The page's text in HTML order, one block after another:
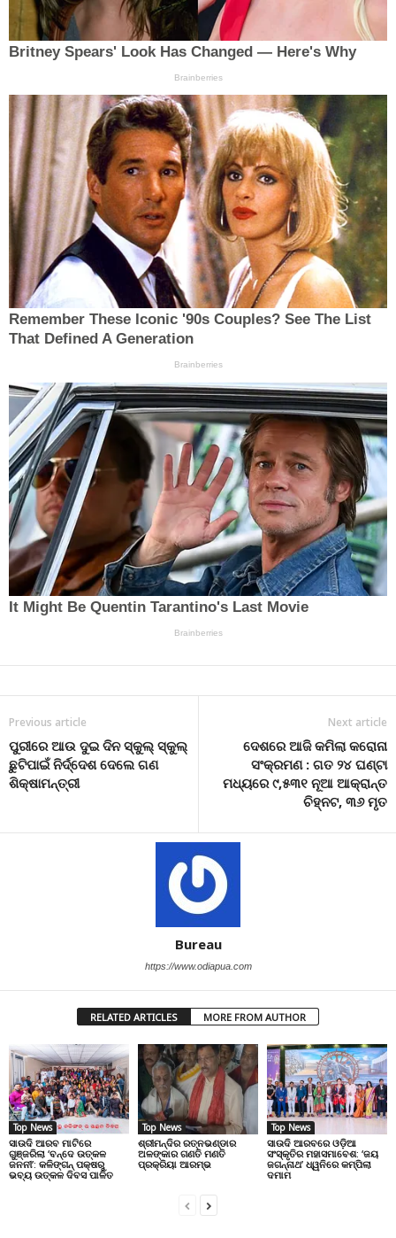
Previous article
ପୁରୀରେ ଆଉ ଦୁଇ ଦିନ ସ୍କୁଲ୍ ସ୍କୁଲ୍
ଛୁଟିପାଇଁ ନିର୍ଦ୍ଦେଶ ଦେଲେ ଗଣ
ଶିକ୍ଷାମନ୍ତ୍ରୀ
Next article
ଦେଶରେ ଆଜି କମିଲା କରୋନା
ସଂକ୍ରମଣ : ଗତ ୨୪ ଘଣ୍ଟା
ମଧ୍ୟରେ ୯,୫୩୧ ନୂଆ ଆକ୍ରାନ୍ତ
ଚିହ୍ନଟ, ୩୬ ମୃତ
Bureau
https://www.odiapua.com
RELATED ARTICLES MORE FROM AUTHOR
Top News
ସାଉଦି ଆରବ ମାଟିରେ
ଗୁଞ୍ଜରିଲା ‘ବନ୍ଦେ ଉତ୍କଳ
ଜନନୀ’: କଳିଙ୍ଗନ୍ ପକ୍ଷରୁ
ଭବ୍ୟ ଉତ୍କଳ ଦିବସ ପାଳିତ
Top News
ଶ୍ରୀମନ୍ଦିର ରତ୍ନଭଣ୍ଡାର
ଅଳଙ୍କାର ଗଣତି ମଣତି
ପ୍ରକ୍ରିୟା ଆରମ୍ଭ
Top News
ସାଉଦି ଆରବରେ ଓଡ଼ିଆ
ସଂସ୍କୃତିର ମହାସମାବେଶ: ‘ଜୟ
ଜଗନ୍ନାଥ’ ଧ୍ୱନିରେ କମ୍ପିଲା
ଦମାମ